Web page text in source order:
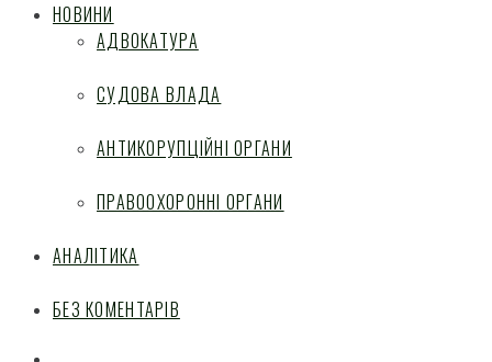
НОВИНИ
АДВОКАТУРА
СУДОВА ВЛАДА
АНТИКОРУПЦІЙНІ ОРГАНИ
ПРАВООХОРОННІ ОРГАНИ
АНАЛІТИКА
БЕЗ КОМЕНТАРІВ